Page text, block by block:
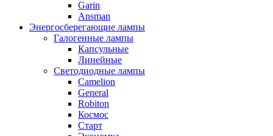
Garin
Ansman
Энергосберегающие лампы
Галогенные лампы
Капсульные
Линейные
Светодиодные лампы
Camelion
General
Robiton
Космос
Старт